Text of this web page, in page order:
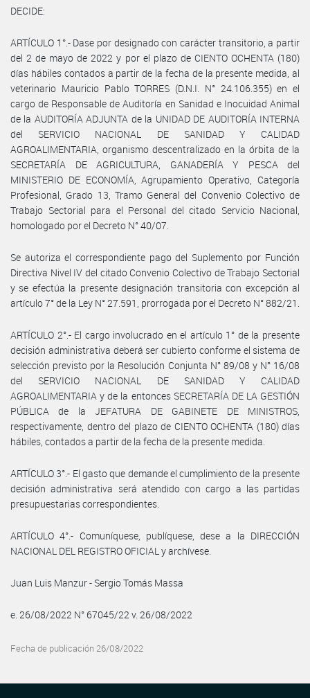
DECIDE:
ARTÍCULO 1°.- Dase por designado con carácter transitorio, a partir
del 2 de mayo de 2022 y por el plazo de CIENTO OCHENTA (180)
días hábiles contados a partir de la fecha de la presente medida, al
veterinario Mauricio Pablo TORRES (D.N.I. N° 24.106.355) en el
cargo de Responsable de Auditoría en Sanidad e Inocuidad Animal
de la AUDITORÍA ADJUNTA de la UNIDAD DE AUDITORÍA INTERNA
del SERVICIO NACIONAL DE SANIDAD Y CALIDAD
AGROALIMENTARIA, organismo descentralizado en la órbita de la
SECRETARÍA DE AGRICULTURA, GANADERÍA Y PESCA del
MINISTERIO DE ECONOMÍA, Agrupamiento Operativo, Categoría
Profesional, Grado 13, Tramo General del Convenio Colectivo de
Trabajo Sectorial para el Personal del citado Servicio Nacional,
homologado por el Decreto N° 40/07.
Se autoriza el correspondiente pago del Suplemento por Función
Directiva Nivel IV del citado Convenio Colectivo de Trabajo Sectorial
y se efectúa la presente designación transitoria con excepción al
artículo 7° de la Ley N° 27.591, prorrogada por el Decreto N° 882/21.
ARTÍCULO 2°.- El cargo involucrado en el artículo 1° de la presente
decisión administrativa deberá ser cubierto conforme el sistema de
selección previsto por la Resolución Conjunta N° 89/08 y N° 16/08
del SERVICIO NACIONAL DE SANIDAD Y CALIDAD
AGROALIMENTARIA y de la entonces SECRETARÍA DE LA GESTIÓN
PÚBLICA de la JEFATURA DE GABINETE DE MINISTROS,
respectivamente, dentro del plazo de CIENTO OCHENTA (180) días
hábiles, contados a partir de la fecha de la presente medida.
ARTÍCULO 3°.- El gasto que demande el cumplimiento de la presente
decisión administrativa será atendido con cargo a las partidas
presupuestarias correspondientes.
ARTÍCULO 4°.- Comuníquese, publíquese, dese a la DIRECCIÓN
NACIONAL DEL REGISTRO OFICIAL y archívese.
Juan Luis Manzur - Sergio Tomás Massa
e. 26/08/2022 N° 67045/22 v. 26/08/2022
Fecha de publicación 26/08/2022